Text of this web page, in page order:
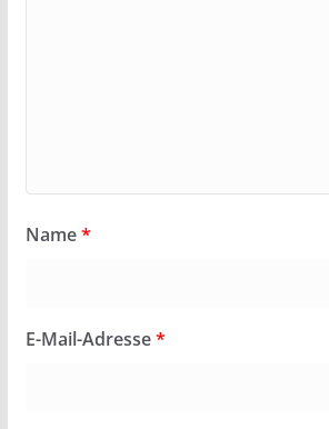
Name*
E-Mail-Adresse*